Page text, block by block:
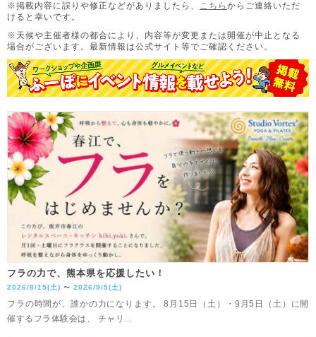
※掲載内容に誤りや修正などがありましたら、 こちら からご連絡いただ
けると幸いです。
※天候や主催者様の都合により、内容等が変更または開催が中止となる
場合がございます。 最新情報は公式サイト等でご確認ください。
フラの力で、熊本県を応援したい！
2026/8/15(土) 〜 2026/9/5(土)
フラの時間が、誰かの力になります。 8月15日（土）・9月5日（土）に開
催するフラ体験会は、 チャリ...